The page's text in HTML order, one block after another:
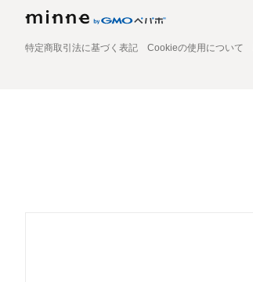
特定商取引法に基づく表記 Cookieの使用について